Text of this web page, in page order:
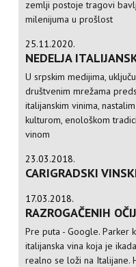
zemlji postoje tragovi
milenijuma u prošlost
25.11.2020.
NEDELJA
U srpskim medijima,
društvenim mrežama
italijanskim vinima,
kulturom, enološkom
vinom
23.03.2018.
CARIGRADSKI
17.03.2018.
RAZROGAČENIH
Pre puta - Google. Parker
italijanska vina koja je
realno se loži na Italijane.